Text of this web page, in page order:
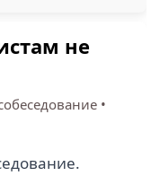
не
•